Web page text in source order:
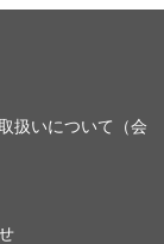
扱いについて（会